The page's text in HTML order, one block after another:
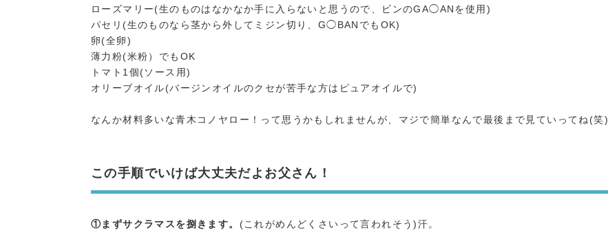
ローズマリー(生のものはなかなか手に入らないと思うので、ビンのGA◯ANを使用)
パセリ(生のものなら茎から外してミジン切り、G◯BANでもOK)
卵(全卵)
薄力粉(米粉）でもOK
トマト1個(ソース用)
オリーブオイル(バージンオイルのクセが苦手な方はピュアオイルで)
なんか材料多いな青木コノヤロー！って思うかもしれませんが、マジで簡単なんで最後まで見ていってね(笑)
この手順でいけば大丈夫だよお父さん！
①まずサクラマスを捌きます。 (これがめんどくさいって言われそう)汗。